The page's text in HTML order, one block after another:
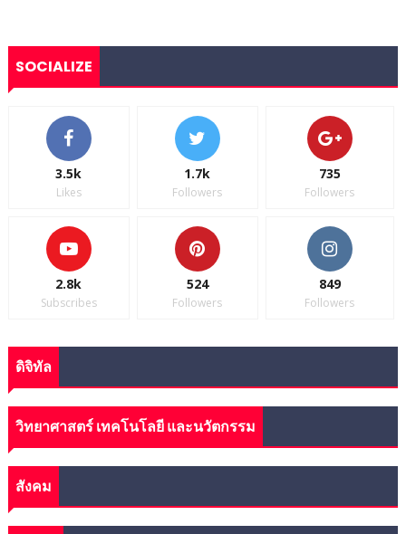
SOCIALIZE
3.5k
Likes
1.7k
Followers
735
Followers
2.8k
Subscribes
524
Followers
849
Followers
ดิจิทัล
วิทยาศาสตร์ เทคโนโลยี และนวัตกรรม
สังคม